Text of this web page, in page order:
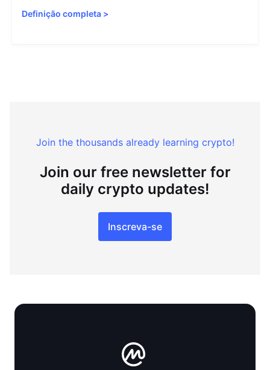
Definição completa >
Join the thousands already learning crypto!
Join our free newsletter for
daily crypto updates!
Inscreva-se